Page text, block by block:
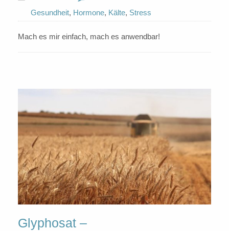
Gesundheit, Hormone, Kälte, Stress
Mach es mir einfach, mach es anwendbar!
Glyphosat –